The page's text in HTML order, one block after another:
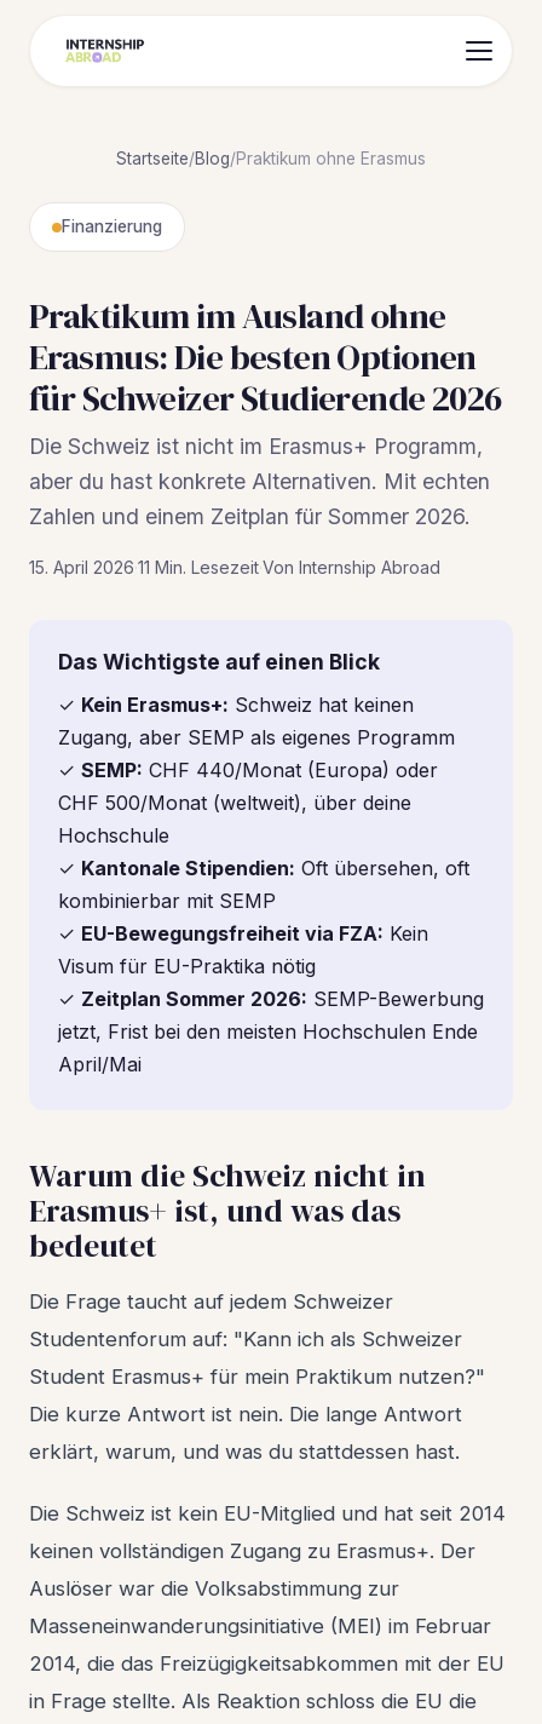
Startseite/Blog/Praktikum ohne Erasmus
Finanzierung
Praktikum im Ausland ohne
Erasmus: Die besten Optionen
für Schweizer Studierende 2026
Die Schweiz ist nicht im Erasmus+ Programm,
aber du hast konkrete Alternativen. Mit echten
Zahlen und einem Zeitplan für Sommer 2026.
15. April 2026·11 Min. Lesezeit·Von Internship Abroad
Das Wichtigste auf einen Blick
✓ Kein Erasmus+: Schweiz hat keinen
Zugang, aber SEMP als eigenes Programm
✓ SEMP: CHF 440/Monat (Europa) oder
CHF 500/Monat (weltweit), über deine
Hochschule
✓ Kantonale Stipendien: Oft übersehen, oft
kombinierbar mit SEMP
✓ EU-Bewegungsfreiheit via FZA: Kein
Visum für EU-Praktika nötig
✓ Zeitplan Sommer 2026: SEMP-Bewerbung
jetzt, Frist bei den meisten Hochschulen Ende
April/Mai
Warum die Schweiz nicht in
Erasmus+ ist, und was das
bedeutet
Die Frage taucht auf jedem Schweizer
Studentenforum auf: "Kann ich als Schweizer
Student Erasmus+ für mein Praktikum nutzen?"
Die kurze Antwort ist nein. Die lange Antwort
erklärt, warum, und was du stattdessen hast.
Die Schweiz ist kein EU-Mitglied und hat seit 2014
keinen vollständigen Zugang zu Erasmus+. Der
Auslöser war die Volksabstimmung zur
Masseneinwanderungsinitiative (MEI) im Februar
2014, die das Freizügigkeitsabkommen mit der EU
in Frage stellte. Als Reaktion schloss die EU die